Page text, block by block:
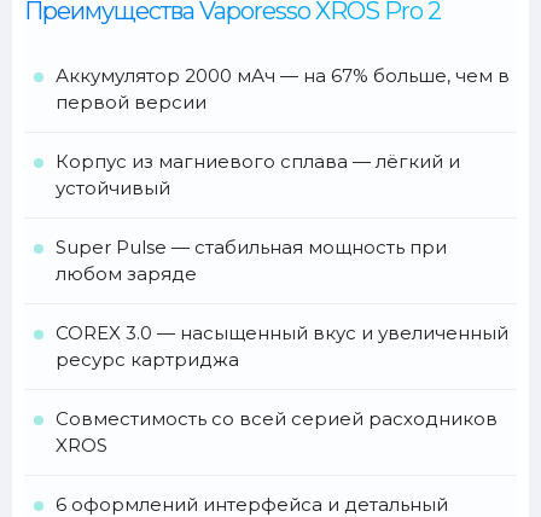
Преимущества Vaporesso XROS Pro 2
Аккумулятор 2000 мАч — на 67% больше, чем в
первой версии
Корпус из магниевого сплава — лёгкий и
устойчивый
Super Pulse — стабильная мощность при
любом заряде
COREX 3.0 — насыщенный вкус и увеличенный
ресурс картриджа
Совместимость со всей серией расходников
XROS
6 оформлений интерфейса и детальный